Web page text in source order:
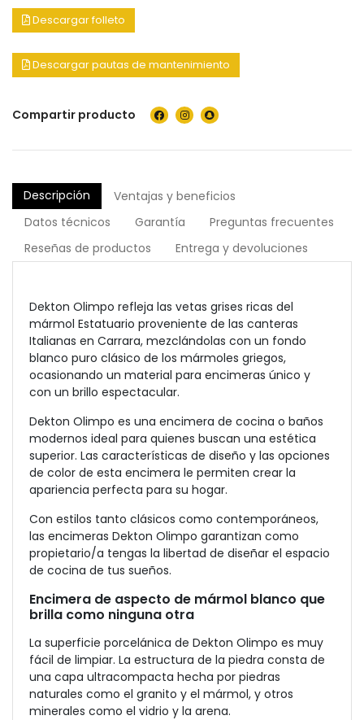
Descargar folleto
Descargar pautas de mantenimiento
Compartir producto
Descripción
Ventajas y beneficios
Datos técnicos
Garantía
Preguntas frecuentes
Reseñas de productos
Entrega y devoluciones
Dekton Olimpo refleja las vetas grises ricas del
mármol Estatuario proveniente de las canteras
Italianas en Carrara, mezclándolas con un fondo
blanco puro clásico de los mármoles griegos,
ocasionando un material para encimeras único y
con un brillo espectacular.
Dekton Olimpo es una encimera de cocina o baños
modernos ideal para quienes buscan una estética
superior. Las características de diseño y las opciones
de color de esta encimera le permiten crear la
apariencia perfecta para su hogar.
Con estilos tanto clásicos como contemporáneos,
las encimeras Dekton Olimpo garantizan como
propietario/a tengas la libertad de diseñar el espacio
de cocina de tus sueños.
Encimera de aspecto de mármol blanco que
brilla como ninguna otra
La superficie porcelánica de Dekton Olimpo es muy
fácil de limpiar. La estructura de la piedra consta de
una capa ultracompacta hecha por piedras
naturales como el granito y el mármol, y otros
minerales como el vidrio y la arena.